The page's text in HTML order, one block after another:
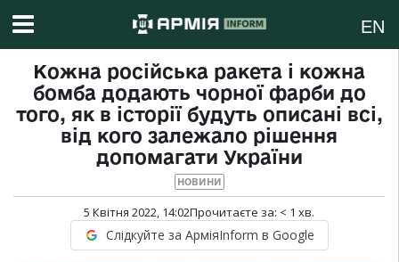
EN
Кожна російська ракета і кожна
бомба додають чорної фарби до
того, як в історії будуть описані всі,
від кого залежало рішення
допомагати України
НОВИНИ
5 Квітня 2022, 14:02Прочитаєте за: < 1 хв.
Слідкуйте за АрміяInform в Google